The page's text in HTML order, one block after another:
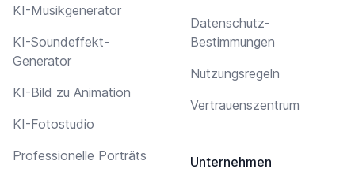
KI-Musikgenerator
KI-Soundeffekt-
Generator
KI-Bild zu Animation
KI-Fotostudio
Professionelle Porträts
Datenschutz-
Bestimmungen
Nutzungsregeln
Vertrauenszentrum
Unternehmen